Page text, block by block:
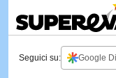
Seguici su: Google